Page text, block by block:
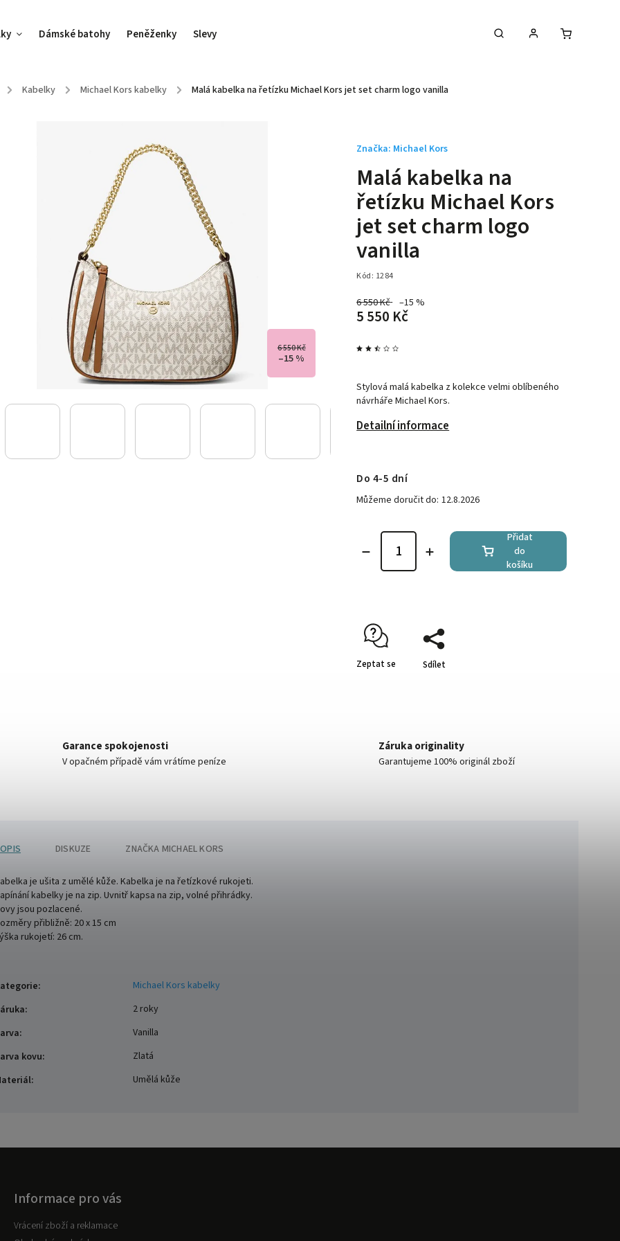
Dámské batohy Peněženky Slevy
/ Kabelky / Michael Kors kabelky / Malá kabelka na řetízku Michael Kors jet set charm logo vanilla
6 550 Kč
–15 %
Malá kabelka na
řetízku Michael Kors
jet set charm logo
vanilla
Kód: 1284
6 550 Kč –15 %
5 550 Kč
Stylová malá kabelka z kolekce velmi oblíbeného
návrháře Michael Kors.
Detailní informace
Značka: Michael Kors
Do 4-5 dní
Můžeme doručit do: 12.8.2026
Přidat
do
košíku
Zeptat se Sdílet
Garance spokojenosti
V opačném případě vám vrátíme peníze
Záruka originality
Garantujeme 100% originál zboží
DISKUZE ZNAČKA MICHAEL KORS
je ušita z umělé kůže. Kabelka je na řetízkové rukojeti.
kabelky je na zip. Uvnitř kapsa na zip, volné přihrádky.
jsou pozlacené.
přibližně: 20 x 15 cm
rukojetí: 26 cm.
:
Michael Kors kabelky
:
2 roky
:
Vanilla
kovu:
Zlatá
: Umělá kůže
Informace pro vás
Vrácení zboží a reklamace